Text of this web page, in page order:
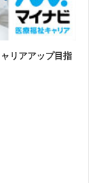
リアアップ目指